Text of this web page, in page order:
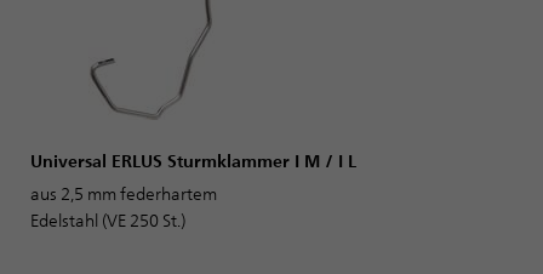
Universal ERLUS Sturmklammer I M / I L
aus 2,5 mm federhartem
Edelstahl (VE 250 St.)